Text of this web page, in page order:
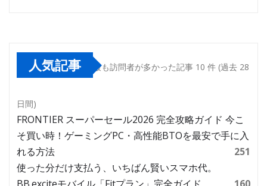
人気記事 最も訪問者が多かった記事 10 件 (過去 28
日間)
FRONTIER スーパーセール2026 完全攻略ガイド 今こ
そ買い時！ゲーミングPC・高性能BTOを最安で手に入
れる方法
251
使った分だけ支払う、いちばん賢いスマホ代。